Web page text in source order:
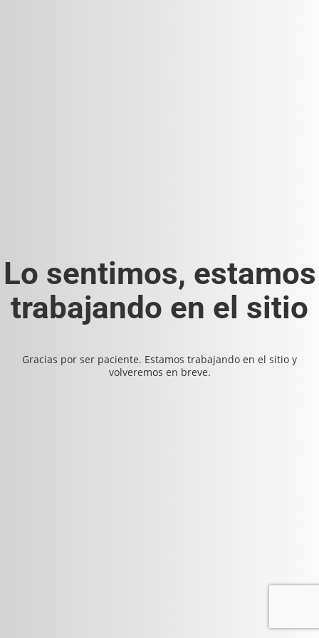
Lo sentimos, estamos
trabajando en el sitio
Gracias por ser paciente. Estamos trabajando en el sitio y
volveremos en breve.